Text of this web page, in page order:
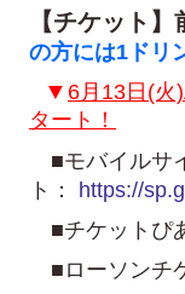
【チケット
の方には1ドリ
▼ 6月13日(
タート！
■モバイルサ
ト： https://
■チケットぴ
■ローソンチ